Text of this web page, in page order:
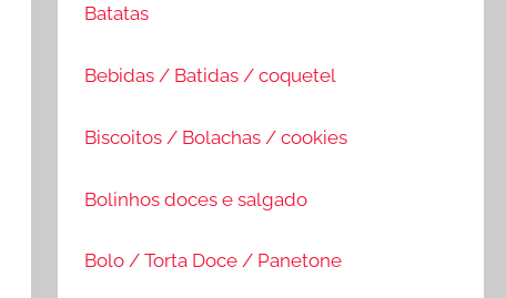
Batatas
Bebidas / Batidas / coquetel
Biscoitos / Bolachas / cookies
Bolinhos doces e salgado
Bolo / Torta Doce / Panetone